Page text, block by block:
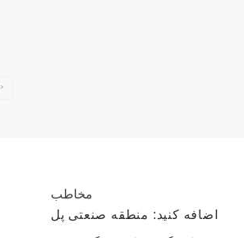
›
مخاطب
اضافه کنید: منطقه صنعتی پل